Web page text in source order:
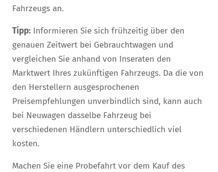
Fahrzeugs an.
Tipp: Informieren Sie sich frühzeitig über den
genauen Zeitwert bei Gebrauchtwagen und
vergleichen Sie anhand von Inseraten den
Marktwert Ihres zukünftigen Fahrzeugs. Da die von
den Herstellern ausgesprochenen
Preisempfehlungen unverbindlich sind, kann auch
bei Neuwagen dasselbe Fahrzeug bei
verschiedenen Händlern unterschiedlich viel
kosten.
Machen Sie eine Probefahrt vor dem Kauf des